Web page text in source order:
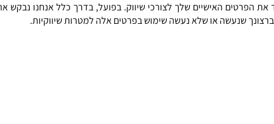
הפרטים האישיים שלך לצורכי שיווק. בפועל, בדרך כלל אנחנו נבקש
שנעשה או שלא נעשה שימוש בפרטים אלה למטרות שיווקיות.